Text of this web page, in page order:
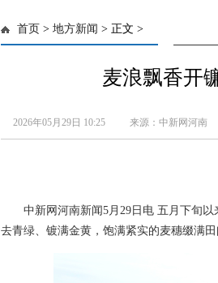
首页 > 地方新闻 > 正文 >
麦浪飘香开
2026年05月29日 10:25 来源：中新网河南
中新网河南新闻5月29日电 五月下旬以
去青绿、镀满金黄，饱满紧实的麦穗缀满